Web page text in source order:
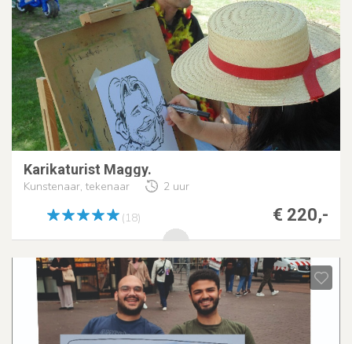
Karikaturist Maggy.
Kunstenaar, tekenaar 2 uur
€ 220,-
(18)